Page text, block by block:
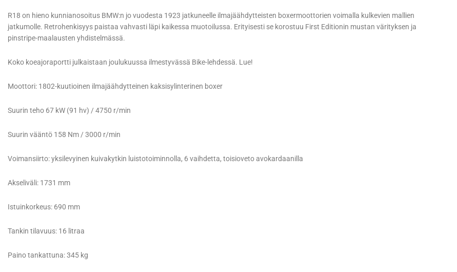
R18 on hieno kunnianosoitus BMW:n jo vuodesta 1923 jatkuneelle ilmajäähdytteisten boxermoottorien voimalla kulkevien mallien
jatkumolle. Retrohenkisyys paistaa vahvasti läpi kaikessa muotoilussa. Erityisesti se korostuu First Editionin mustan värityksen ja
pinstripe-maalausten yhdistelmässä.
Koko koeajoraportti julkaistaan joulukuussa ilmestyvässä Bike-lehdessä. Lue!
Moottori: 1802-kuutioinen ilmajäähdytteinen kaksisylinterinen boxer
Suurin teho 67 kW (91 hv) / 4750 r/min
Suurin vääntö 158 Nm / 3000 r/min
Voimansiirto: yksilevyinen kuivakytkin luistotoiminnolla, 6 vaihdetta, toisioveto avokardaanilla
Akseliväli: 1731 mm
Istuinkorkeus: 690 mm
Tankin tilavuus: 16 litraa
Paino tankattuna: 345 kg